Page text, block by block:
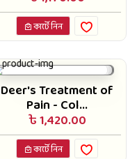
কার্টে নিন
Deer's Treatment of
Pain - Col...
৳ 1,420.00
কার্টে নিন